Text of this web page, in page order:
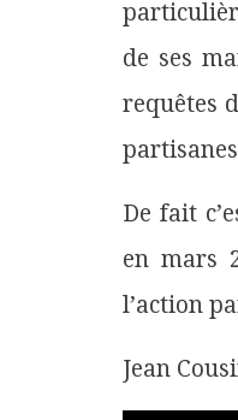
de ses
requêtes
De fait
en mars
l’action
Jean